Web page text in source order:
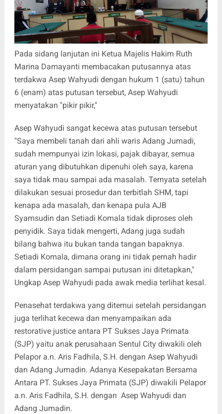
Pada sidang lanjutan ini Ketua Majelis Hakim Ruth
Marina Damayanti membacakan putusannya atas
terdakwa Asep Wahyudi dengan hukum 1 (satu) tahun
6 (enam) atas putusan tersebut, Asep Wahyudi
menyatakan "pikir pikir,"
Asep Wahyudi sangat kecewa atas putusan tersebut
"Saya membeli tanah dari ahli waris Adang Jumadi,
sudah mempunyai izin lokasi, pajak dibayar, semua
aturan yang dibutuhkan dipenuhi oleh saya, karena
saya tidak mau sampai ada masalah. Ternyata setelah
dilakukan sesuai prosedur dan terbitlah SHM, tapi
kenapa ada masalah, dan kenapa pula AJB
Syamsudin dan Setiadi Komala tidak diproses oleh
penyidik. Saya tidak mengerti, Adang juga sudah
bilang bahwa itu bukan tanda tangan bapaknya.
Setiadi Komala, dimana orang ini tidak pernah hadir
dalam persidangan sampai putusan ini ditetapkan,"
Ungkap Asep Wahyudi pada awak media terlihat kesal.
Penasehat terdakwa yang ditemui setelah persidangan
juga terlihat kecewa dan menyampaikan ada
restorative justice antara PT Sukses Jaya Primata
(SJP) yaitu anak perusahaan Sentul City diwakili oleh
Pelapor a.n. Aris Fadhila, S.H. dengan Asep Wahyudi
dan Adang Jumadin. Adanya Kesepakatan Bersama
Antara PT. Sukses Jaya Primata (SJP) diwakili Pelapor
a.n. Aris Fadhila, S.H. dengan Asep Wahyudi dan
Adang Jumadin.